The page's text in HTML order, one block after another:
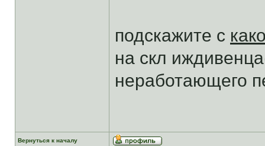
подскажите с
на скл
неработающего
Вернуться к началу